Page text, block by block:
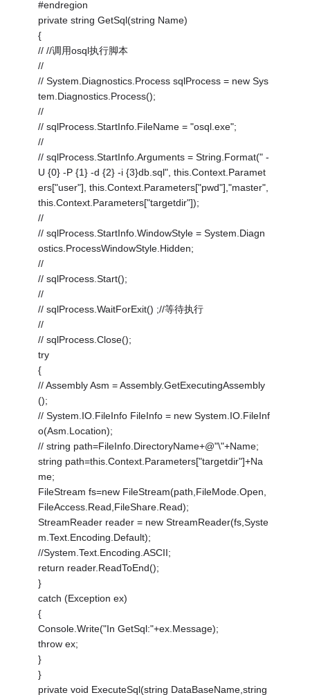
#endregion
private string GetSql(string Name)
{
// //调用osql执行脚本
//
// System.Diagnostics.Process sqlProcess = new Sys
tem.Diagnostics.Process();
//
// sqlProcess.StartInfo.FileName = "osql.exe";
//
// sqlProcess.StartInfo.Arguments = String.Format(" -
U {0} -P {1} -d {2} -i {3}db.sql", this.Context.Paramet
ers["user"], this.Context.Parameters["pwd"],"master",
this.Context.Parameters["targetdir"]);
//
// sqlProcess.StartInfo.WindowStyle = System.Diagn
ostics.ProcessWindowStyle.Hidden;
//
// sqlProcess.Start();
//
// sqlProcess.WaitForExit() ;//等待执行
//
// sqlProcess.Close();
try
{
// Assembly Asm = Assembly.GetExecutingAssembly
();
// System.IO.FileInfo FileInfo = new System.IO.FileInf
o(Asm.Location);
// string path=FileInfo.DirectoryName+@"\"+Name;
string path=this.Context.Parameters["targetdir"]+Na
me;
FileStream fs=new FileStream(path,FileMode.Open,
FileAccess.Read,FileShare.Read);
StreamReader reader = new StreamReader(fs,Syste
m.Text.Encoding.Default);
//System.Text.Encoding.ASCII;
return reader.ReadToEnd();
}
catch (Exception ex)
{
Console.Write("In GetSql:"+ex.Message);
throw ex;
}
}
private void ExecuteSql(string DataBaseName,string